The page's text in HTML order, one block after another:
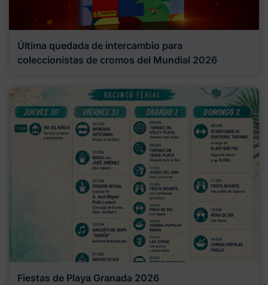
Última quedada de intercambio para
coleccionistas de cromos del Mundial 2026
Fiestas de Playa Granada 2026